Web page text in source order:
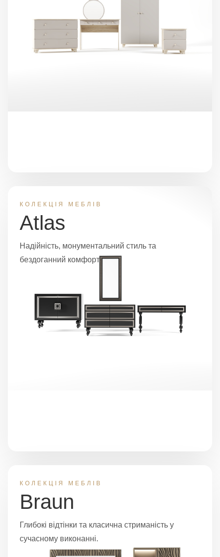
КОЛЕКЦІЯ МЕБЛІВ
Atlas
Надійність, монументальний стиль та
бездоганний комфорт.
КОЛЕКЦІЯ МЕБЛІВ
Braun
Глибокі відтінки та класична стриманість у
сучасному виконанні.